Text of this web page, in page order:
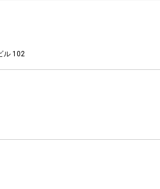
ル 102